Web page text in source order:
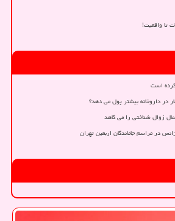
تا واقعیت!
است
در داروخانه بیشتر پول می دهد؟
زوال شناختی را می کاهد
در مراسم جاماندگان اربعین تهران